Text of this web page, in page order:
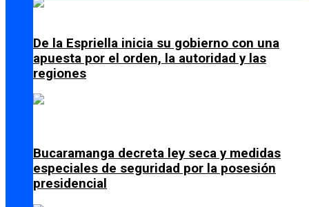
De la Espriella inicia su gobierno con una
apuesta por el orden, la autoridad y las
regiones
Bucaramanga decreta ley seca y medidas
especiales de seguridad por la posesión
presidencial